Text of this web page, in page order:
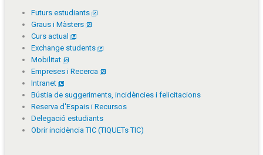
Futurs estudiants
Graus i Màsters
Curs actual
Exchange students
Mobilitat
Empreses i Recerca
Intranet
Bústia de suggeriments, incidències i felicitacions
Reserva d'Espais i Recursos
Delegació estudiants
Obrir incidència TIC (TIQUETs TIC)